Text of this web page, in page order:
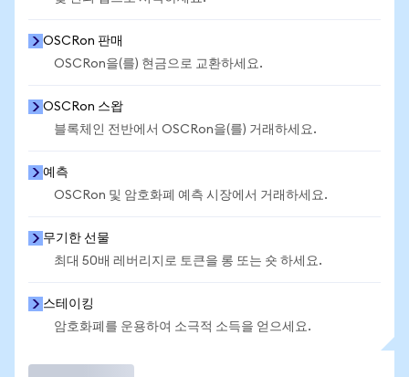
OSCRon 판매
OSCRon을(를) 현금으로 교환하세요.
OSCRon 스왑
블록체인 전반에서 OSCRon을(를) 거래하세요.
예측
OSCRon 및 암호화폐 예측 시장에서 거래하세요.
무기한 선물
최대 50배 레버리지로 토큰을 롱 또는 숏 하세요.
스테이킹
암호화폐를 운용하여 소극적 소득을 얻으세요.